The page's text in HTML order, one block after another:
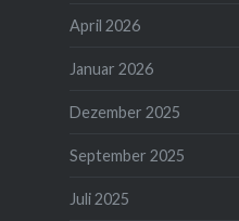
April 2026
Januar 2026
Dezember 2025
September 2025
Juli 2025